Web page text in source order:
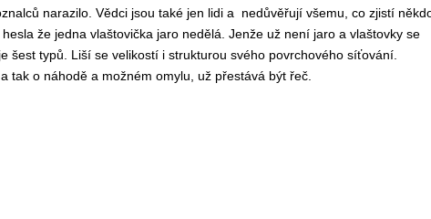
narazilo. Vědci jsou také jen lidi a nedůvěřují všemu, co zjistí
že jedna vlaštovička jaro nedělá. Jenže už není jaro a vlaštovky se
šest typů. Liší se velikostí i strukturou svého povrchového síťování.
tak o náhodě a možném omylu, už přestává být řeč.